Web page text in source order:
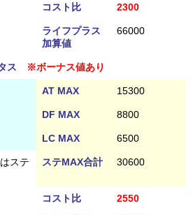
コスト比 2300
ライフプラス
加算値
66000
ス ※ボーナス値あり
AT MAX 15300
DF MAX 8800
LC MAX 6500
ステ
ステMAX合計 30600
コスト比 2550